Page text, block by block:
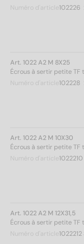
Numéro d'article 102226
Art. 1022 A2 M 8X25
Écrous à sertir petite TF
Numéro d'article 102228
Art. 1022 A2 M 10X30
Écrous à sertir petite TF
Numéro d'article 1022210
Art. 1022 A2 M 12X31,5
Écrous à sertir petite TF
Numéro d'article 1022212